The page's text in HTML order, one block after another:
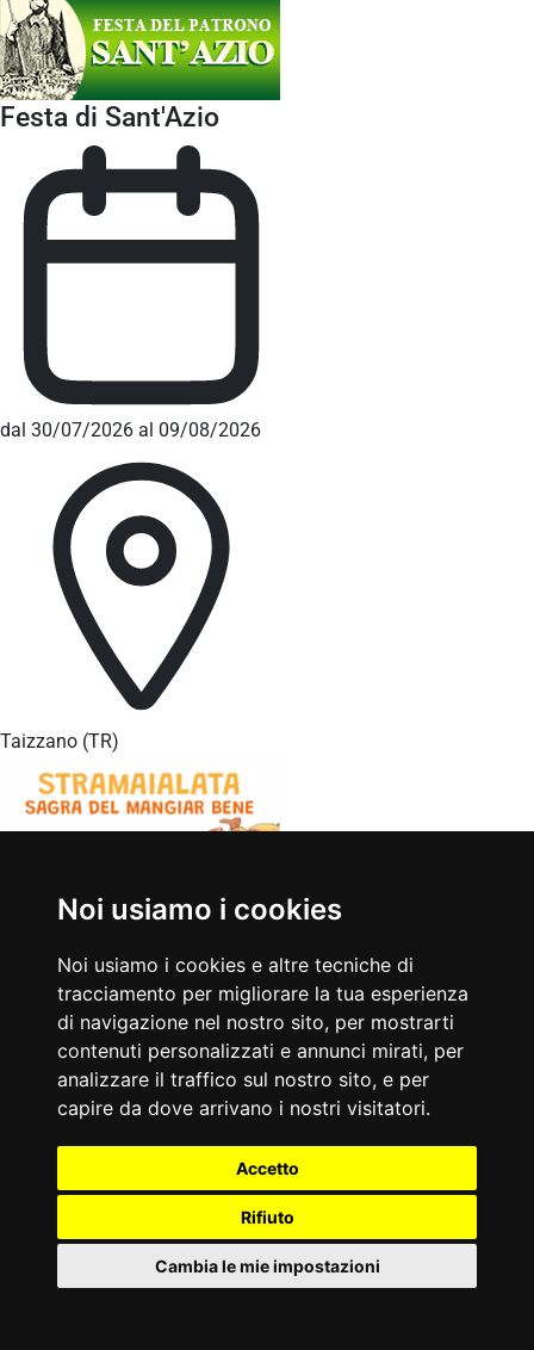
Noi usiamo i cookies
Noi usiamo i cookies e altre tecniche di
tracciamento per migliorare la tua esperienza
di navigazione nel nostro sito, per mostrarti
contenuti personalizzati e annunci mirati, per
analizzare il traffico sul nostro sito, e per
capire da dove arrivano i nostri visitatori.
Accetto
Rifiuto
Cambia le mie impostazioni
Festa di Sant'Azio
dal 30/07/2026 al 09/08/2026
Taizzano (TR)
Bene
dal 04/08/2026 al 09/08/2026